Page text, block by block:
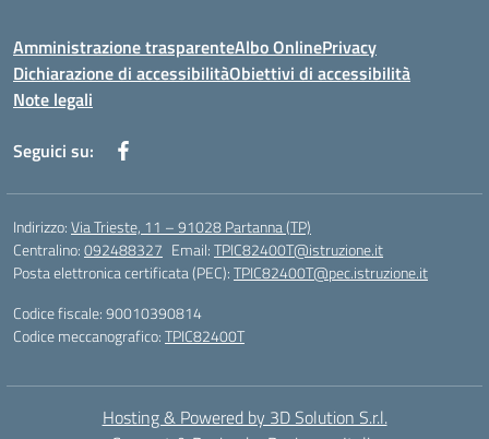
Amministrazione trasparenteAlbo OnlinePrivacy
Dichiarazione di accessibilitàObiettivi di accessibilità
Note legali
Seguici su:
Indirizzo:Via Trieste, 11 – 91028 Partanna (TP)
Centralino:092488327 Email:TPIC82400T@istruzione.it
Posta elettronica certificata (PEC):TPIC82400T@pec.istruzione.it
Codice fiscale: 90010390814
Codice meccanografico:TPIC82400T
Hosting & Powered by 3D Solution S.r.l.